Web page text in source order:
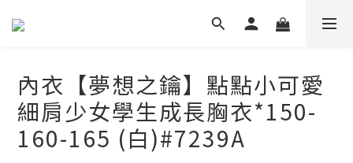
內衣【夢想之鑰】點點小可愛
細肩少女學生成長胸衣*150-
160-165 (白)#7239A